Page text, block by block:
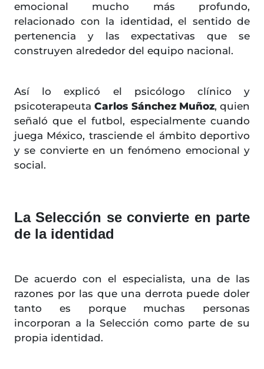
emocional mucho más profundo,
relacionado con la identidad, el sentido de
pertenencia y las expectativas que se
construyen alrededor del equipo nacional.
Así lo explicó el psicólogo clínico y
psicoterapeutaCarlos Sánchez Muñoz, quien
señaló que el futbol, especialmente cuando
juega México, trasciende el ámbito deportivo
y se convierte en un fenómeno emocional y
social.
La Selección se convierte en parte
de la identidad
De acuerdo con el especialista, una de las
razones por las que una derrota puede doler
tanto es porque muchas personas
incorporan a la Selección como parte de su
propia identidad.